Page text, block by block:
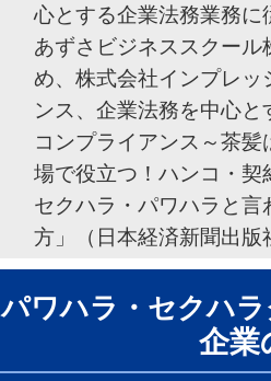
心とする企業法務業務
あずさビジネススクー
め、株式会社インプレ
ンス、企業法務を中心
コンプライアンス～茶
場で役立つ！ハンコ・
セクハラ・パワハラと
方」（日本経済新聞出版
パワハラ・セクハ
企業